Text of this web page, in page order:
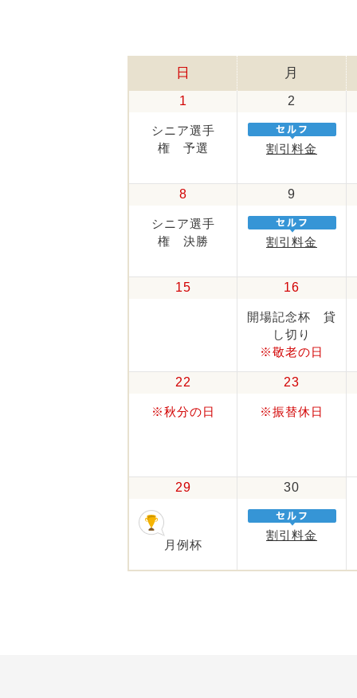
日 月
1
シニア選手
権 予選
2
割引料金
8
シニア選手
権 決勝
9
割引料金
15 16
開場記念杯 貸
し切り
※敬老の日
22
※秋分の日
23
※振替休日
29
月例杯
30
割引料金